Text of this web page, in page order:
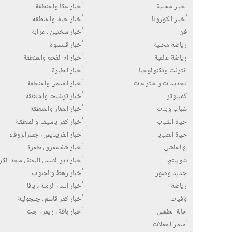
اخبار محلية
أخبار الكورونا
فن
رياضة محلية
رياضة عالمية
انترنت وتكنولوجيا
تجديدات واختراعات
كمبيوتر
شباب وبنات
حياة الشباب
حياة الصبايا
ع الماشي
شوبينج
جديد وصور
رياضة
وفيات
حالة الطقس
أسعار العملات
أخبار عكا والمنطقة
أخبار حيفا والمنطقة
أخبار سخنين ، عرابة
أخبار قلنسوة
أخبار ام الفحم والمنطقة
أخبار الطيرة
أخبار القدس والمنطقة
أخبار ترشيحا والمنطقة
أخبار المغار والمنطقة
أخبار كفر ياسيف والمنطقة
أخبار الفريديس ، جسرالزرقاء
أخبار شفاعمرو ، طمرة
أخبار دير الاسد ، البعنة ، مجد
أخبار رهط والجنوب
أخبار اللد ، الرملة ، يافا
أخبار كفر قاسم ، جلجولية
أخبار باقة ، زيمر ، جت